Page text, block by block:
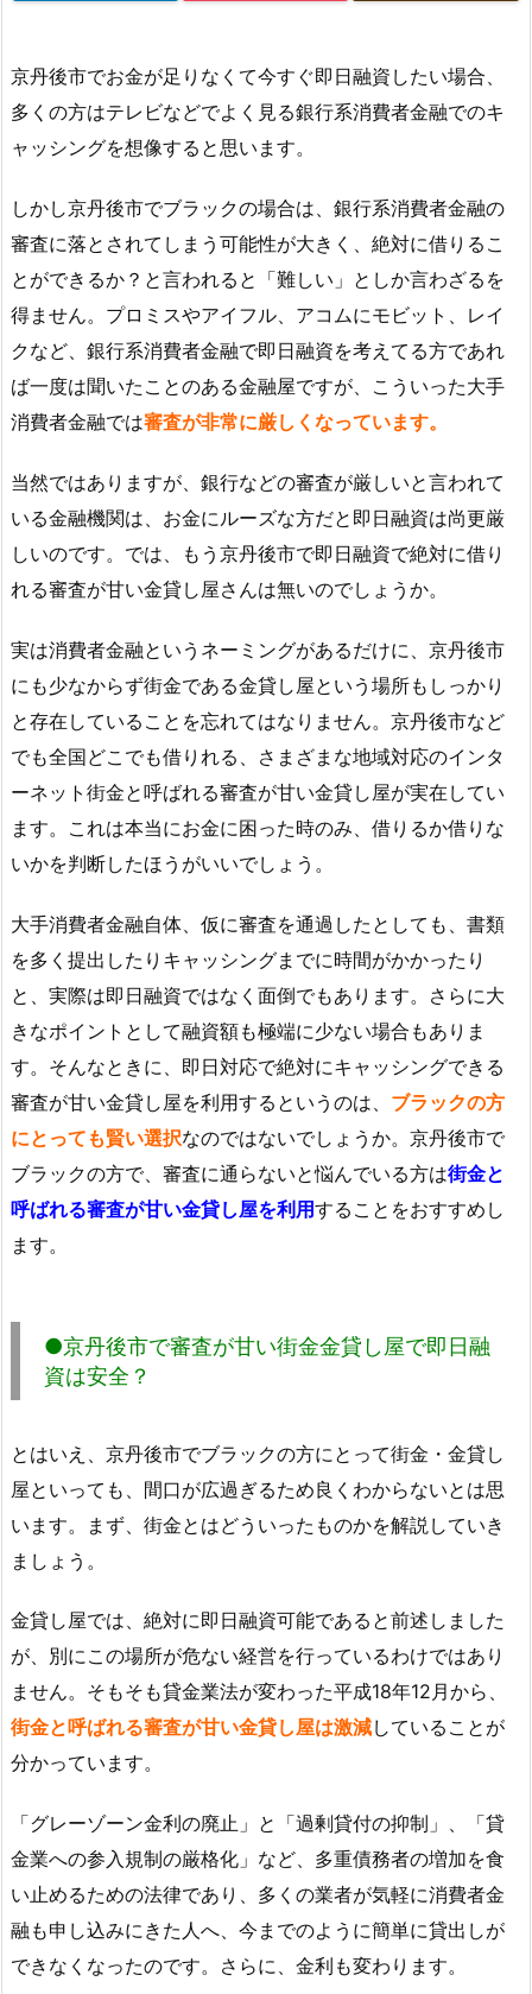
京丹後市でお金が足りなくて今すぐ即日融資したい場合、
多くの方はテレビなどでよく見る銀行系消費者金融でのキ
ャッシングを想像すると思います。
しかし京丹後市でブラックの場合は、銀行系消費者金融の
審査に落とされてしまう可能性が大きく、絶対に借りるこ
とができるか？と言われると「難しい」としか言わざるを
得ません。プロミスやアイフル、アコムにモビット、レイ
クなど、銀行系消費者金融で即日融資を考えてる方であれ
ば一度は聞いたことのある金融屋ですが、こういった大手
消費者金融では審査が非常に厳しくなっています。
当然ではありますが、銀行などの審査が厳しいと言われて
いる金融機関は、お金にルーズな方だと即日融資は尚更厳
しいのです。では、もう京丹後市で即日融資で絶対に借り
れる審査が甘い金貸し屋さんは無いのでしょうか。
実は消費者金融というネーミングがあるだけに、京丹後市
にも少なからず街金である金貸し屋という場所もしっかり
と存在していることを忘れてはなりません。京丹後市など
でも全国どこでも借りれる、さまざまな地域対応のインタ
ーネット街金と呼ばれる審査が甘い金貸し屋が実在してい
ます。これは本当にお金に困った時のみ、借りるか借りな
いかを判断したほうがいいでしょう。
大手消費者金融自体、仮に審査を通過したとしても、書類
を多く提出したりキャッシングまでに時間がかかったり
と、実際は即日融資ではなく面倒でもあります。さらに大
きなポイントとして融資額も極端に少ない場合もありま
す。そんなときに、即日対応で絶対にキャッシングできる
審査が甘い金貸し屋を利用するというのは、 ブラックの方
にとっても賢い選択なのではないでしょうか。京丹後市で
ブラックの方で、審査に通らないと悩んでいる方は街金と
呼ばれる審査が甘い金貸し屋を利用することをおすすめし
ます。
●京丹後市で審査が甘い街金金貸し屋で即日融
資は安全？
とはいえ、京丹後市でブラックの方にとって街金・金貸し
屋といっても、間口が広過ぎるため良くわからないとは思
います。まず、街金とはどういったものかを解説していき
ましょう。
金貸し屋では、絶対に即日融資可能であると前述しました
が、別にこの場所が危ない経営を行っているわけではあり
ません。そもそも貸金業法が変わった平成18年12月から、
街金と呼ばれる審査が甘い金貸し屋は激減していることが
分かっています。
「グレーゾーン金利の廃止」と「過剰貸付の抑制」、「貸
金業への参入規制の厳格化」など、多重債務者の増加を食
い止めるための法律であり、多くの業者が気軽に消費者金
融も申し込みにきた人へ、今までのように簡単に貸出しが
できなくなったのです。さらに、金利も変わります。